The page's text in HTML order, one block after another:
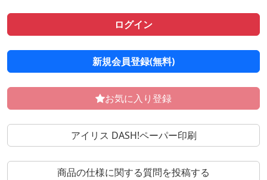
ログイン
新規会員登録(無料)
お気に入り登録
アイリス DASH!ペーパー印刷
商品の仕様に関する質問を投稿する